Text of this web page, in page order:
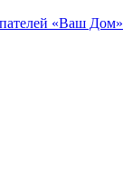
«Ваш Дом»